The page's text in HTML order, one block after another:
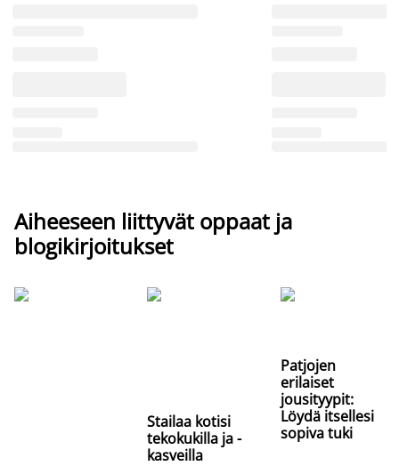
Aiheeseen liittyvät oppaat ja
blogikirjoitukset
Stailaa kotisi
tekokukilla ja -
kasveilla
Patjojen
erilaiset
jousityypit:
Löydä itsellesi
sopiva tuki